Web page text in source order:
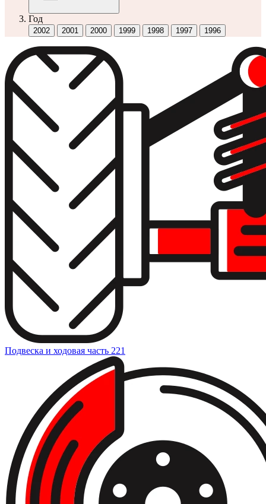
Год
2002 2001 2000 1999 1998 1997 1996
Подвеска и ходовая часть 221